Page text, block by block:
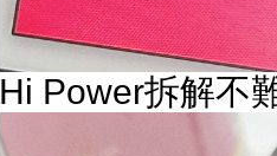
Hi Power拆解不